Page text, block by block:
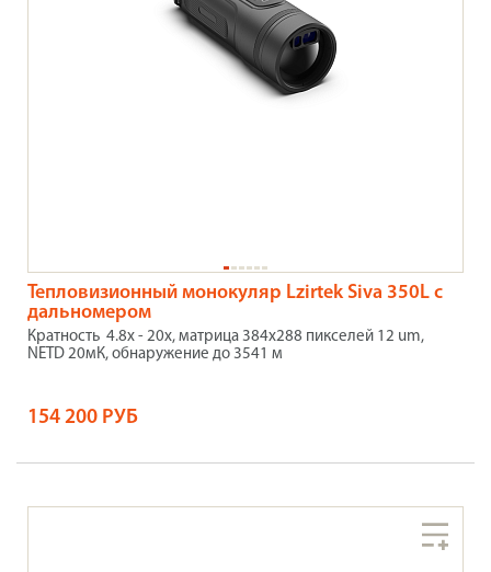
Тепловизионный монокуляр Lzirtek Siva 350L с
дальномером
Кратность 4.8x - 20x, матрица 384x288 пикселей 12 um,
NETD 20мК, обнаружение до 3541 м
154 200 РУБ